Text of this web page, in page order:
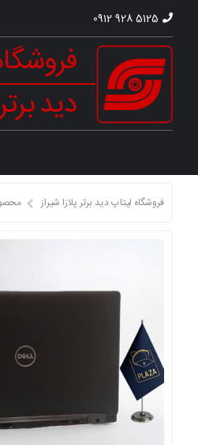
0912 928 5125
فروشگاه لپتاپ دید برتر پلازا شیراز